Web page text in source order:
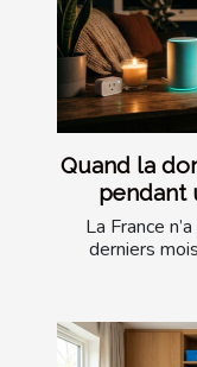
Quand la
pendant
La France
derniers